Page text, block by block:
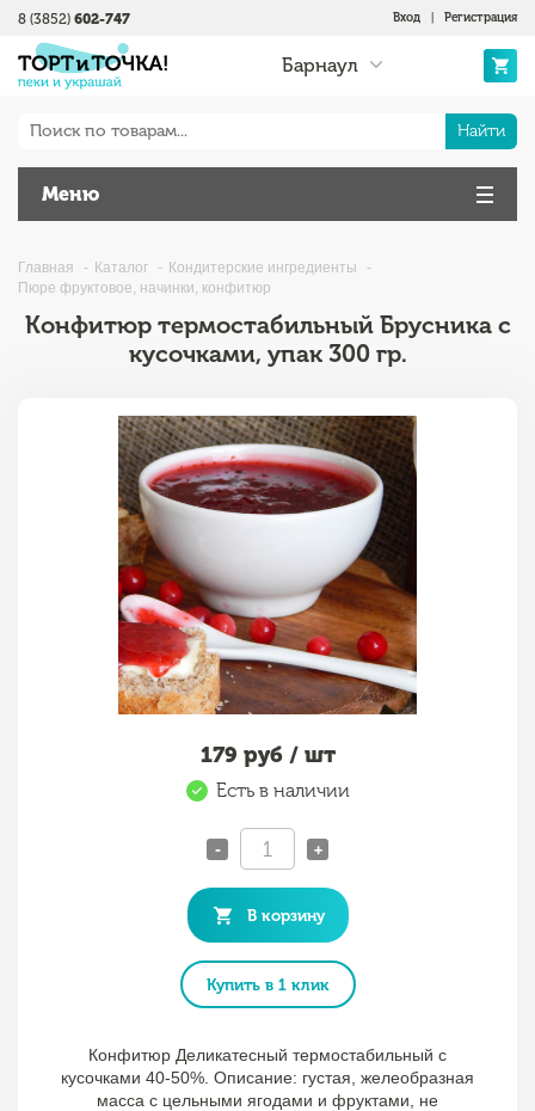
Вход Регистрация
Барнаул
8 (3852) 602-747
Найти
Меню
Главная Каталог
Кондитерские ингредиенты
Пюре фруктовое, начинки, конфитюр
Конфитюр термостабильный Брусника с
кусочками, упак 300 гр.
179 руб / шт
Есть в наличии
- +
В корзину
Купить в 1 клик
Конфитюр Деликатесный термостабильный с
кусочками 40-50%. Описание: густая, желеобразная
масса с цельными ягодами и фруктами, не